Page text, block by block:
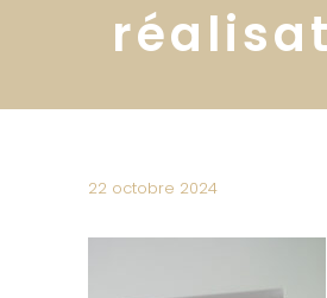
22 octobre 2024